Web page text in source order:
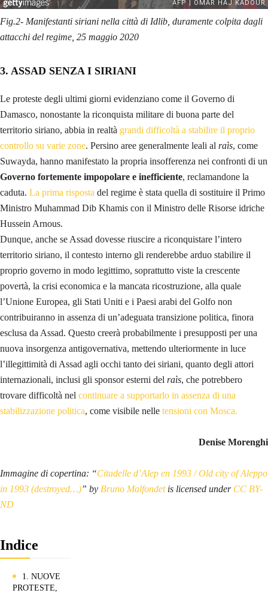
Fig.2- Manifestanti siriani nella città di Idlib, duramente colpita dagli
attacchi del regime, 25 maggio 2020
3. ASSAD SENZA I SIRIANI
Le proteste degli ultimi giorni evidenziano come il Governo di
Damasco, nonostante la riconquista militare di buona parte del
territorio siriano, abbia in realtà grandi difficoltà a stabilire il proprio
controllo su varie zone. Persino aree generalmente leali al raìs, come
Suwayda, hanno manifestato la propria insofferenza nei confronti di un
Governo fortemente impopolare e inefficiente, reclamandone la
caduta. La prima risposta del regime è stata quella di sostituire il Primo
Ministro Muhammad Dib Khamis con il Ministro delle Risorse idriche
Hussein Arnous.
Dunque, anche se Assad dovesse riuscire a riconquistare l’intero
territorio siriano, il contesto interno gli renderebbe arduo stabilire il
proprio governo in modo legittimo, soprattutto viste la crescente
povertà, la crisi economica e la mancata ricostruzione, alla quale
l’Unione Europea, gli Stati Uniti e i Paesi arabi del Golfo non
contribuiranno in assenza di un’adeguata transizione politica, finora
esclusa da Assad. Questo creerà probabilmente i presupposti per una
nuova insorgenza antigovernativa, mettendo ulteriormente in luce
l’illegittimità di Assad agli occhi tanto dei siriani, quanto degli attori
internazionali, inclusi gli sponsor esterni del raìs, che potrebbero
trovare difficoltà nel continuare a supportarlo in assenza di una
stabilizzazione politica, come visibile nelle tensioni con Mosca.
Denise Morenghi
Immagine di copertina: “Citadelle d’Alep en 1993 / Old city of Aleppo
in 1993 (destroyed…)” by Bruno Malfondetis licensed under CC BY-
ND
Indice
1. NUOVE
PROTESTE,